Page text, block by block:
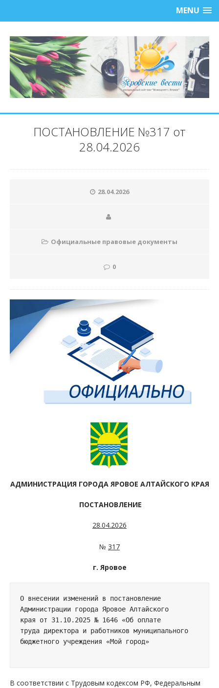
MENU
ПОСТАНОВЛЕНИЕ №317 от
28.04.2026
28.04.2026
Официальные правовые документы
0
АДМИНИСТРАЦИЯ ГОРОДА ЯРОВОЕ АЛТАЙСКОГО КРАЯ
ПОСТАНОВЛЕНИЕ
28.04.2026
№ 317
г. Яровое
О внесении изменений в постановление
Администрации города Яровое Алтайского
края от 31.10.2025 № 1646 «Об оплате
труда директора и работников муниципального
бюджетного учреждения «Мой город»
В соответствии с Трудовым кодексом РФ, Федеральным